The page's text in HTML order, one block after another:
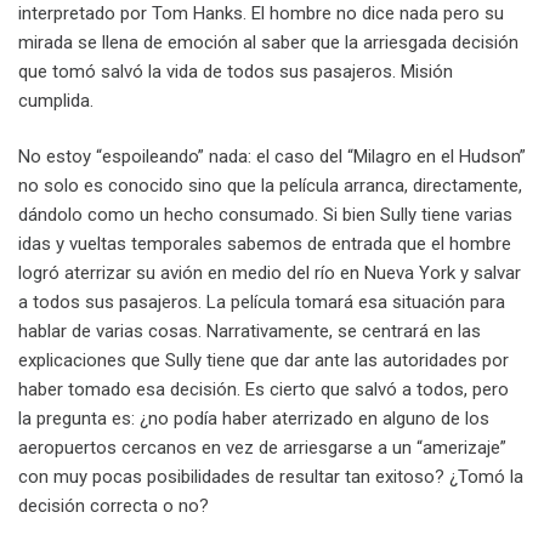
interpretado por Tom Hanks. El hombre no dice nada pero su
mirada se llena de emoción al saber que la arriesgada decisión
que tomó salvó la vida de todos sus pasajeros. Misión
cumplida.
No estoy “espoileando” nada: el caso del “Milagro en el Hudson”
no solo es conocido sino que la película arranca, directamente,
dándolo como un hecho consumado. Si bien Sully tiene varias
idas y vueltas temporales sabemos de entrada que el hombre
logró aterrizar su avión en medio del río en Nueva York y salvar
a todos sus pasajeros. La película tomará esa situación para
hablar de varias cosas. Narrativamente, se centrará en las
explicaciones que Sully tiene que dar ante las autoridades por
haber tomado esa decisión. Es cierto que salvó a todos, pero
la pregunta es: ¿no podía haber aterrizado en alguno de los
aeropuertos cercanos en vez de arriesgarse a un “amerizaje”
con muy pocas posibilidades de resultar tan exitoso? ¿Tomó la
decisión correcta o no?